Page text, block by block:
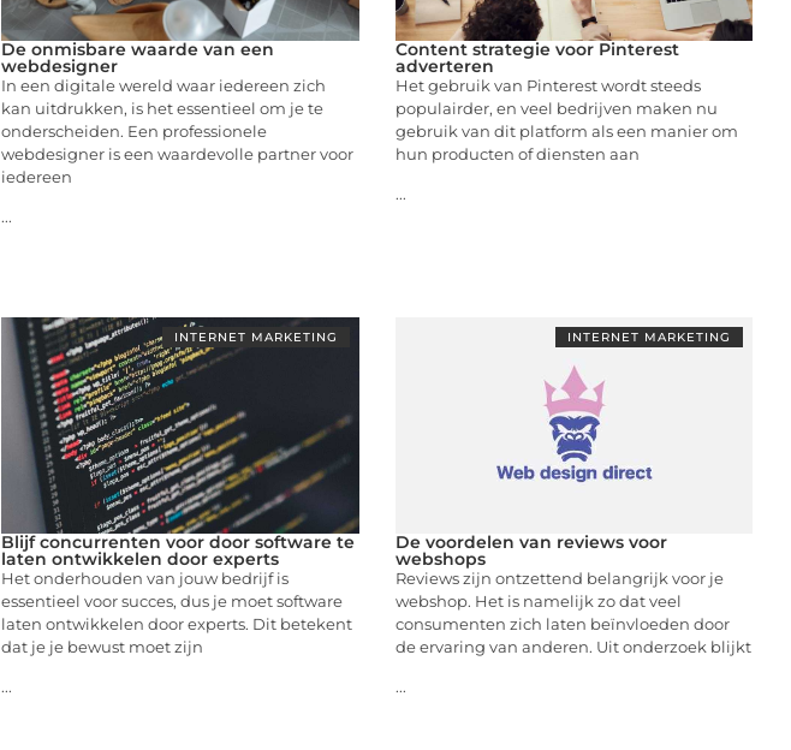
De onmisbare waarde van een
webdesigner
In een digitale wereld waar iedereen zich
kan uitdrukken, is het essentieel om je te
onderscheiden. Een professionele
webdesigner is een waardevolle partner voor
iedereen
...
Content strategie voor Pinterest
adverteren
Het gebruik van Pinterest wordt steeds
populairder, en veel bedrijven maken nu
gebruik van dit platform als een manier om
hun producten of diensten aan
...
INTERNET MARKETING
Blijf concurrenten voor door software te
laten ontwikkelen door experts
Het onderhouden van jouw bedrijf is
essentieel voor succes, dus je moet software
laten ontwikkelen door experts. Dit betekent
dat je je bewust moet zijn
...
INTERNET MARKETING
De voordelen van reviews voor
webshops
Reviews zijn ontzettend belangrijk voor je
webshop. Het is namelijk zo dat veel
consumenten zich laten beïnvloeden door
de ervaring van anderen. Uit onderzoek blijkt
...